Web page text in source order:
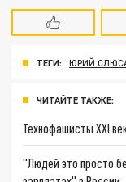
ТЕГИ: ЮРИЙ
ЧИТАЙТЕ ТАКЖЕ:
Технофашисты XXI
"Людей это просто